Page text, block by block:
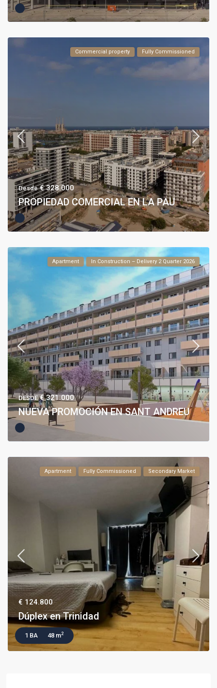
Commercial property Fully Commissioned
Desde€ 328.000
PROPIEDAD COMERCIAL EN LA PAU
Apartment In Construction – Delivery 2 Quarter 2026
DESDE€ 321.000
NUEVA PROMOCIÓN EN SANT ANDREU
Apartment Fully Commissioned Secondary Market
€ 124.800
Dúplex en Trinidad
1 BA 48 m2